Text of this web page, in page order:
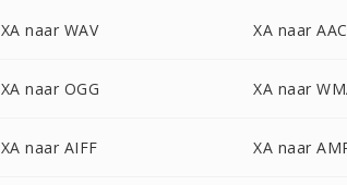
XA naar WAV XA naar AAC
XA naar OGG XA naar
XA naar AIFF XA naar